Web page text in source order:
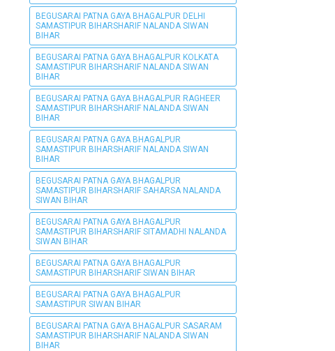
BEGUSARAI PATNA GAYA BHAGALPUR DELHI
SAMASTIPUR BIHARSHARIF NALANDA SIWAN
BIHAR
BEGUSARAI PATNA GAYA BHAGALPUR KOLKATA
SAMASTIPUR BIHARSHARIF NALANDA SIWAN
BIHAR
BEGUSARAI PATNA GAYA BHAGALPUR RAGHEER
SAMASTIPUR BIHARSHARIF NALANDA SIWAN
BIHAR
BEGUSARAI PATNA GAYA BHAGALPUR
SAMASTIPUR BIHARSHARIF NALANDA SIWAN
BIHAR
BEGUSARAI PATNA GAYA BHAGALPUR
SAMASTIPUR BIHARSHARIF SAHARSA NALANDA
SIWAN BIHAR
BEGUSARAI PATNA GAYA BHAGALPUR
SAMASTIPUR BIHARSHARIF SITAMADHI NALANDA
SIWAN BIHAR
BEGUSARAI PATNA GAYA BHAGALPUR
SAMASTIPUR BIHARSHARIF SIWAN BIHAR
BEGUSARAI PATNA GAYA BHAGALPUR
SAMASTIPUR SIWAN BIHAR
BEGUSARAI PATNA GAYA BHAGALPUR SASARAM
SAMASTIPUR BIHARSHARIF NALANDA SIWAN
BIHAR